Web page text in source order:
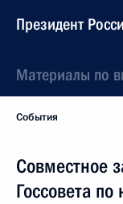
Президент
Материалы по
События
Совместное
Госсовета